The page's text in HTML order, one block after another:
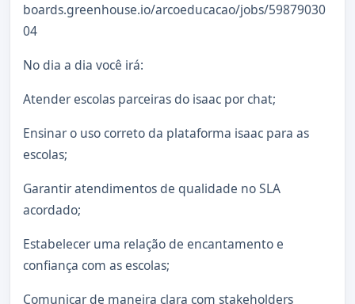
boards.greenhouse.io/arcoeducacao/jobs/59879030
04
No dia a dia você irá:
Atender escolas parceiras do isaac por chat;
Ensinar o uso correto da plataforma isaac para as
escolas;
Garantir atendimentos de qualidade no SLA
acordado;
Estabelecer uma relação de encantamento e
confiança com as escolas;
Comunicar de maneira clara com stakeholders